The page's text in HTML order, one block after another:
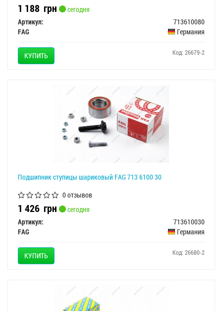
1 188 грн
сегодня
Артикул:
713610080
FAG
Германия
КУПИТЬ Код: 26679-2
Подшипник ступицы шариковый FAG 713 6100 30
0 отзывов
1 426 грн
сегодня
Артикул:
713610030
FAG
Германия
КУПИТЬ Код: 26680-2